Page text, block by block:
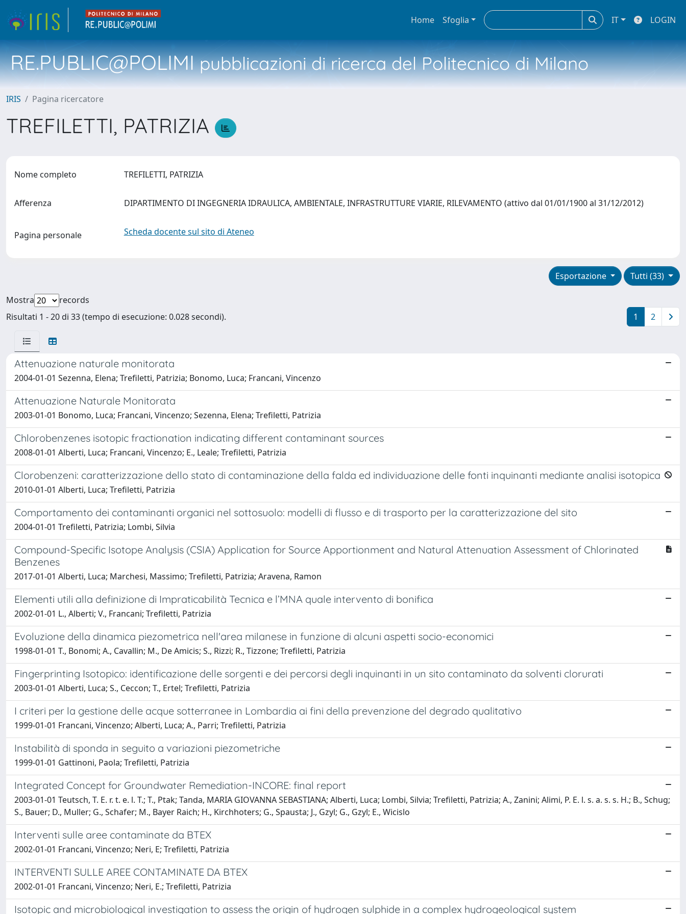
Home Sfoglia IT LOGIN
RE.PUBLIC@POLIMIpubblicazioni di ricerca del Politecnico di Milano
IRIS Pagina ricercatore
TREFILETTI, PATRIZIA
Nome completo TREFILETTI, PATRIZIA
Afferenza DIPARTIMENTO DI INGEGNERIA IDRAULICA, AMBIENTALE, INFRASTRUTTURE VIARIE, RILEVAMENTO (attivo dal 01/01/1900 al 31/12/2012)
Pagina personale Scheda docente sul sito di Ateneo
Tutti (33)
Esportazione
Mostra
records
Risultati 1 - 20 di 33 (tempo di esecuzione: 0.028 secondi).
1 2
Attenuazione naturale monitorata
2004-01-01 Sezenna, Elena; Trefiletti, Patrizia; Bonomo, Luca; Francani, Vincenzo
Attenuazione Naturale Monitorata
2003-01-01 Bonomo, Luca; Francani, Vincenzo; Sezenna, Elena; Trefiletti, Patrizia
Chlorobenzenes isotopic fractionation indicating different contaminant sources
2008-01-01 Alberti, Luca; Francani, Vincenzo; E., Leale; Trefiletti, Patrizia
Clorobenzeni: caratterizzazione dello stato di contaminazione della falda ed individuazione delle fonti inquinanti mediante analisi isotopica
2010-01-01 Alberti, Luca; Trefiletti, Patrizia
Comportamento dei contaminanti organici nel sottosuolo: modelli di flusso e di trasporto per la caratterizzazione del sito
2004-01-01 Trefiletti, Patrizia; Lombi, Silvia
Compound-Specific Isotope Analysis (CSIA) Application for Source Apportionment and Natural Attenuation Assessment of Chlorinated
Benzenes
2017-01-01 Alberti, Luca; Marchesi, Massimo; Trefiletti, Patrizia; Aravena, Ramon
Elementi utili alla definizione di Impraticabilità Tecnica e l’MNA quale intervento di bonifica
2002-01-01 L., Alberti; V., Francani; Trefiletti, Patrizia
Evoluzione della dinamica piezometrica nell'area milanese in funzione di alcuni aspetti socio-economici
1998-01-01 T., Bonomi; A., Cavallin; M., De Amicis; S., Rizzi; R., Tizzone; Trefiletti, Patrizia
Fingerprinting Isotopico: identificazione delle sorgenti e dei percorsi degli inquinanti in un sito contaminato da solventi clorurati
2003-01-01 Alberti, Luca; S., Ceccon; T., Ertel; Trefiletti, Patrizia
I criteri per la gestione delle acque sotterranee in Lombardia ai fini della prevenzione del degrado qualitativo
1999-01-01 Francani, Vincenzo; Alberti, Luca; A., Parri; Trefiletti, Patrizia
Instabilità di sponda in seguito a variazioni piezometriche
1999-01-01 Gattinoni, Paola; Trefiletti, Patrizia
Integrated Concept for Groundwater Remediation-INCORE: final report
2003-01-01 Teutsch, T. E. r. t. e. l. T.; T., Ptak; Tanda, MARIA GIOVANNA SEBASTIANA; Alberti, Luca; Lombi, Silvia; Trefiletti, Patrizia; A., Zanini; Alimi, P. E. l. s. a. s. s. H.; B., Schug;
S., Bauer; D., Muller; G., Schafer; M., Bayer Raich; H., Kirchhoters; G., Spausta; J., Gzyl; G., Gzyl; E., Wicislo
Interventi sulle aree contaminate da BTEX
2002-01-01 Francani, Vincenzo; Neri, E; Trefiletti, Patrizia
INTERVENTI SULLE AREE CONTAMINATE DA BTEX
2002-01-01 Francani, Vincenzo; Neri, E.; Trefiletti, Patrizia
Isotopic and microbiological investigation to assess the origin of hydrogen sulphide in a complex hydrogeological system